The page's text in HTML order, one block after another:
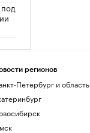
регионов
Петербург и область